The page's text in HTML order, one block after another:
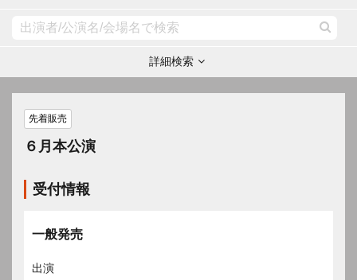
詳細検索
先着販売
６月本公演
受付情報
一般発売
出演